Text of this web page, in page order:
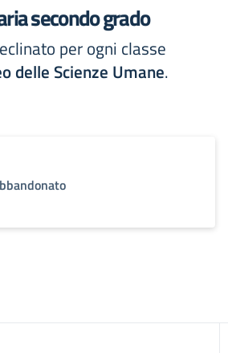
secondo grado
per ogni classe
delle Scienze Umane.